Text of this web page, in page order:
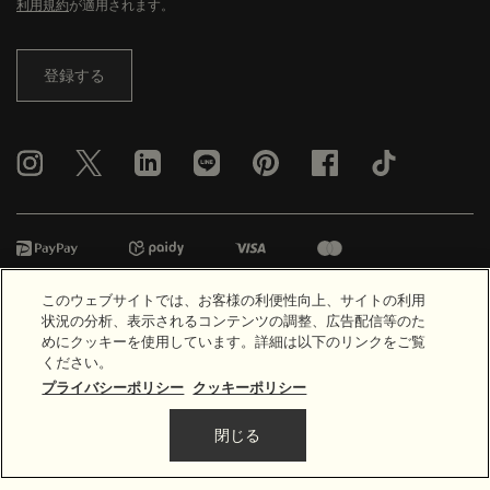
（税込） ―
利用規約が適用されます。
登録する
© Aesop
利用規約 プライバシーポリシー
特定商取引法に基づく表示
なりすましアカウントに対するご注意のお願い
全製品一覧
このウェブサイトでは、お客様の利便性向上、サイトの利用
状況の分析、表示されるコンテンツの調整、広告配信等のた
めにクッキーを使用しています。詳細は以下のリンクをご覧
ください。
プライバシーポリシー クッキーポリシー
閉じる